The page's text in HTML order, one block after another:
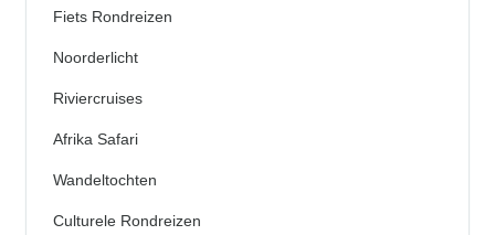
Fiets Rondreizen
Noorderlicht
Riviercruises
Afrika Safari
Wandeltochten
Culturele Rondreizen